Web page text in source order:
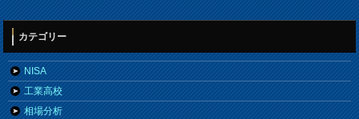
カテゴリー
NISA
工業高校
相場分析